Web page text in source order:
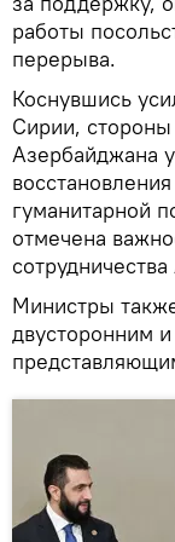
работы
перерыва.
Коснувшись
Сирии,
Азербайджана
гуманитарной
отмечена
Министры
двусторонним